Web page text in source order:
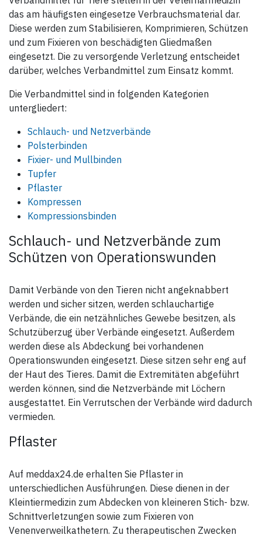
das am häufigsten eingesetze Verbrauchsmaterial dar.
Diese werden zum Stabilisieren, Komprimieren, Schützen
und zum Fixieren von beschädigten Gliedmaßen
eingesetzt. Die zu versorgende Verletzung entscheidet
darüber, welches Verbandmittel zum Einsatz kommt.
Die Verbandmittel sind in folgenden Kategorien
untergliedert:
Schlauch- und Netzverbände
Polsterbinden
Fixier- und Mullbinden
Tupfer
Pflaster
Kompressen
Kompressionsbinden
Schlauch- und Netzverbände zum
Schützen von Operationswunden
Damit Verbände von den Tieren nicht angeknabbert
werden und sicher sitzen, werden schlauchartige
Verbände, die ein netzähnliches Gewebe besitzen, als
Schutzüberzug über Verbände eingesetzt. Außerdem
werden diese als Abdeckung bei vorhandenen
Operationswunden eingesetzt. Diese sitzen sehr eng auf
der Haut des Tieres. Damit die Extremitäten abgeführt
werden können, sind die Netzverbände mit Löchern
ausgestattet. Ein Verrutschen der Verbände wird dadurch
vermieden.
Pflaster
Auf meddax24.de erhalten Sie Pflaster in
unterschiedlichen Ausführungen. Diese dienen in der
Kleintiermedizin zum Abdecken von kleineren Stich- bzw.
Schnittverletzungen sowie zum Fixieren von
Venenverweilkathetern. Zu therapeutischen Zwecken